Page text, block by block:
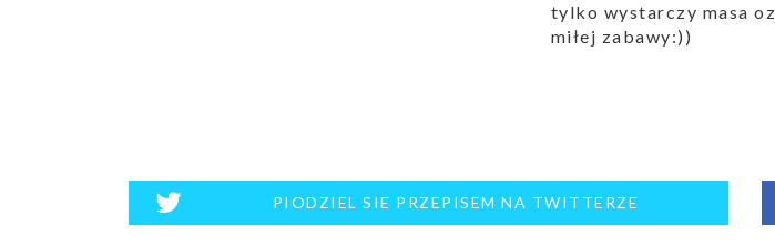
tylko wystarczy masa
miłej zabawy:))
PIODZIEL SIE PRZEPISEM NA TWITTERZE